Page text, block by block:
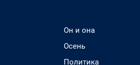
Он и она
Осень
Политика